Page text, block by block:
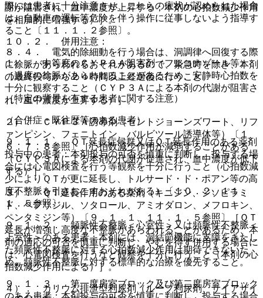
謝が阻害され、血中濃度が上昇する；本剤の心拍数減少作用
を相加的に増強する）］。
１０．２． 併用注意：
１）． 中等度のＣＹＰ３Ａ阻害剤（フルコナゾール等）
［過度の徐脈があらわれることがあるため、安静時心拍数を
十分に観察すること（ＣＹＰ３Ａによる本剤の代謝が阻害さ
れ、血中濃度が上昇する）］。
２）． ＣＹＰ３Ａ誘導剤（セントジョーンズワート、リフ
ァンピシン、フェニトイン、バルビツール誘導体等）〔１
６．７．８参照〕［心拍数減少作用が減弱することがある
（ＣＹＰ３Ａによる本剤の代謝が促進され、血中濃度が低下
する）］。
３）． ＱＴ延長作用のある薬剤（キニジン、ジソピラミ
ド、ベプリジル、ソタロール、アミオダロン、メフロキン、
ペンタミジン等）〔９．１．１、１１．１．５参照〕［ＱＴ
延長が増強し高度な不整脈があらわれることがあるため、本
剤の適応の可否を慎重に判断し、やむを得ず併用する場合に
は、心電図検査を行うなど観察を十分に行うこと（本剤の心
拍数減少作用による）］。
４）． カリウム排泄型利尿剤（ループ利尿剤、サイアザイ
際には患者に十分注意させ、これらの症状が認められた場合
は、自動車の運転等危険を伴う操作に従事しないよう指導す
ること〔１１．１．２参照〕。
８．４． 電気的除細動を行う場合は、洞調律へ回復する際
に徐脈があらわれるおそれがあるので、緊急時を除き、本剤
の最終投与から２４時間以上経過後に行うこと。
（特定の背景を有する患者に関する注意）
（合併症・既往歴等のある患者）
９．１．１． ＱＴ延長症候群又はＱＴ延長作用のある薬剤
投与中の患者：本剤投与の可否を慎重に判断し、投与する場
合には心電図検査を行う等観察を十分に行うこと（心拍数減
少によりＱＴが更に延長し、トルサード・ド・ポアン等の高
度不整脈を引きおこすおそれがある）〔１０．２、１１．
１．５参照〕。
９．１．２． 頻脈性不整脈＜心室性＞又は頻脈性不整脈＜
上室性＞のある患者：本剤には、洞結節機能に支障をきたし
た頻脈性不整脈に対する心拍数減少作用は期待できないた
め、頻脈性不整脈に対する標準的な治療を優先すること。
９．１．３． 第一度房室ブロック及び第二度房室ブロック
のある患者：本剤投与の可否を慎重に判断し、投与する場合